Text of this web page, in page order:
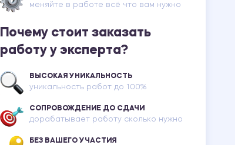
меняйте в работе всё что вам нужно
Почему стоит заказать
работу у эксперта?
ВЫСОКАЯ УНИКАЛЬНОСТЬ
уникальность работ до 100%
СОПРОВОЖДЕНИЕ ДО СДАЧИ
дорабатывает работу сколько нужно
БЕЗ ВАШЕГО УЧАСТИЯ